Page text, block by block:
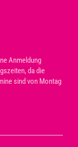
Anmeldung
da die
sind von Montag